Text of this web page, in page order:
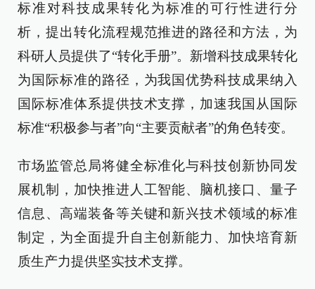
标准对科技成果转化为标准的可行性进行分
析，提出转化流程规范推进的路径和方法，为
科研人员提供了“转化手册”。新增科技成果转化
为国际标准的路径，为我国优势科技成果纳入
国际标准体系提供技术支撑，加速我国从国际
标准“积极参与者”向“主要贡献者”的角色转变。
市场监管总局将健全标准化与科技创新协同发
展机制，加快推进人工智能、脑机接口、量子
信息、高端装备等关键和新兴技术领域的标准
制定，为全面提升自主创新能力、加快培育新
质生产力提供坚实技术支撑。